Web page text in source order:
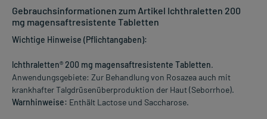
Gebrauchsinformationen zum Artikel Ichthraletten 200
mg magensaftresistente Tabletten
Wichtige Hinweise (Pflichtangaben):
lchthraletten® 200 mg magensaftresistente Tabletten.
Anwendungsgebiete: Zur Behandlung von Rosazea auch mit
krankhafter Talgdrüsenüberproduktion der Haut (Seborrhoe).
Warnhinweise: Enthält Lactose und Saccharose.